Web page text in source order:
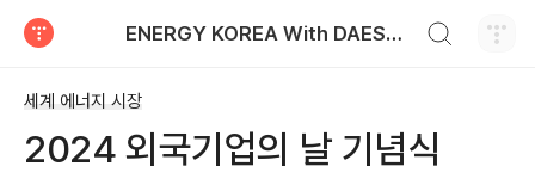
ENERGY KOREA With DAESUNG ENERGY
세계 에너지 시장
2024 외국기업의 날 기념식